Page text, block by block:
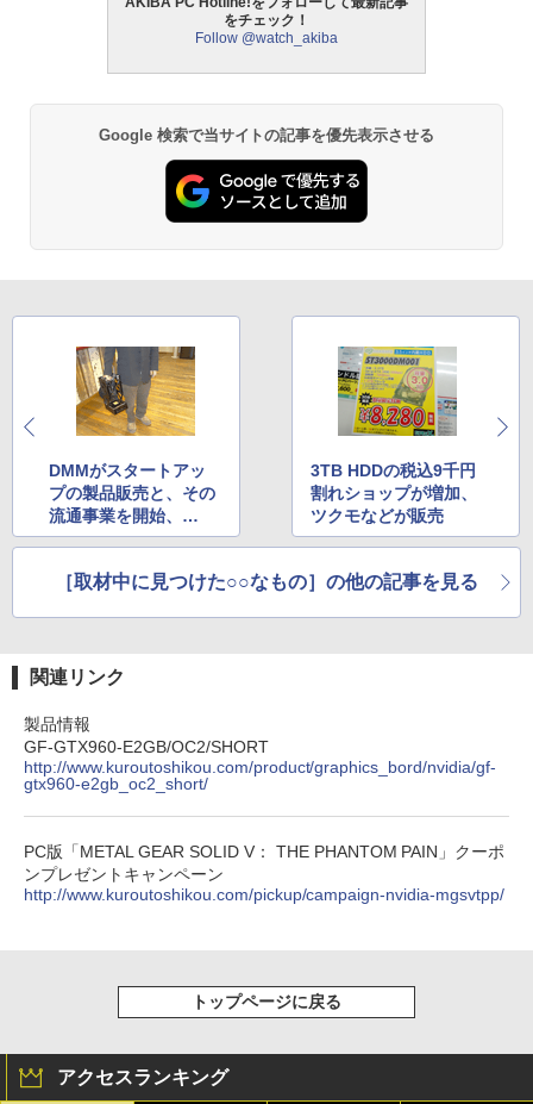
をチェック！
Follow @watch_akiba
Google 検索で当サイトの記事を優先表示させる
DMMがスタートアッ
プの製品販売と、その
流通事業を開始、
「アキバから世界へ」
3TB HDDの税込9千円
割れショップが増加、
ツクモなどが販売
［取材中に見つけた○○なもの］の他の記事を見る
関連リンク
製品情報
GF-GTX960-E2GB/OC2/SHORT
http://www.kuroutoshikou.com/product/graphics_bord/nvidia/gf-
gtx960-e2gb_oc2_short/
PC版「METAL GEAR SOLID V： THE PHANTOM PAIN」クーポ
ンプレゼントキャンペーン
http://www.kuroutoshikou.com/pickup/campaign-nvidia-mgsvtpp/
トップページに戻る
アクセスランキング